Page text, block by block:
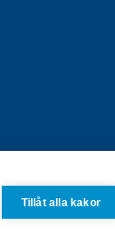
Tillåt alla kakor